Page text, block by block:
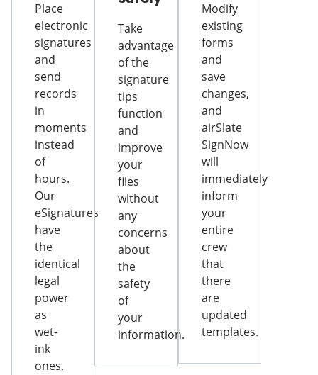
Place
electronic
signatures
and
send
records
in
moments
instead
of
hours.
Our
eSignatures
have
the
identical
legal
power
as
wet-
ink
ones.
Take
advantage
of the
signature
tips
function
and
improve
your
files
without
any
concerns
about
the
safety
of
your
information.
Modify
existing
forms
and
save
changes,
and
airSlate
SignNow
will
immediately
inform
your
entire
crew
that
there
are
updated
templates.